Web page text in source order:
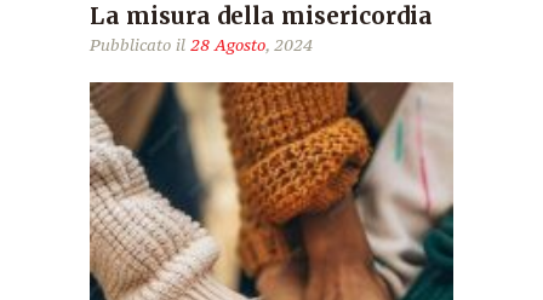
La misura della misericordia
Pubblicato il 28 Agosto, 2024